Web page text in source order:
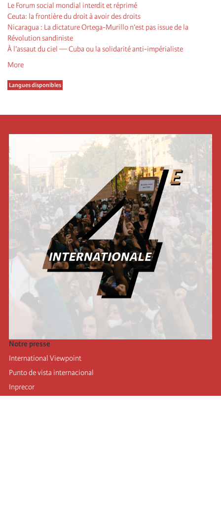
Le Forum social mondial interdit et réprimé
Ceuta: la frontière du droit à avoir des droits
Nicaragua : La dictature Ortega-Murillo n’est pas issue de la
Révolution sandiniste
À l’assaut du ciel — Cuba ou la solidarité anti-impérialiste
More
Langues disponibles
Notre presse
International Viewpoint
Punto de vista internacional
Inprecor